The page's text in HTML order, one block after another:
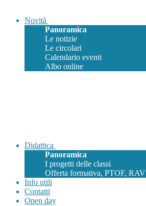
Novità
Panoramica
Le notizie
Le circolari
Calendario eventi
Albo online
Didattica
Panoramica
I progetti delle classi
Offerta formativa, PTOF, RAV
Info utili
Contatti
Open day